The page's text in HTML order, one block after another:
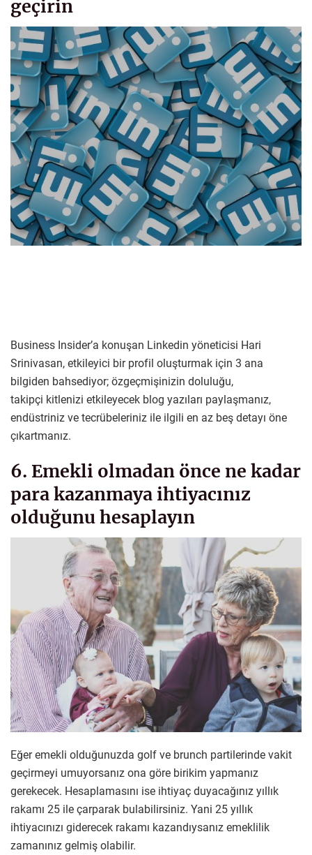
geçirin
Business Insider’a konuşan Linkedin yöneticisi Hari
Srinivasan, etkileyici bir profil oluşturmak için 3 ana
bilgiden bahsediyor; özgeçmişinizin doluluğu,
takipçi kitlenizi etkileyecek blog yazıları paylaşmanız,
endüstriniz ve tecrübeleriniz ile ilgili en az beş detayı öne
çıkartmanız.
6. Emekli olmadan önce ne kadar
para kazanmaya ihtiyacınız
olduğunu hesaplayın
Eğer emekli olduğunuzda golf ve brunch partilerinde vakit
geçirmeyi umuyorsanız ona göre birikim yapmanız
gerekecek. Hesaplamasını ise ihtiyaç duyacağınız yıllık
rakamı 25 ile çarparak bulabilirsiniz. Yani 25 yıllık
ihtiyacınızı giderecek rakamı kazandıysanız emeklilik
zamanınız gelmiş olabilir.